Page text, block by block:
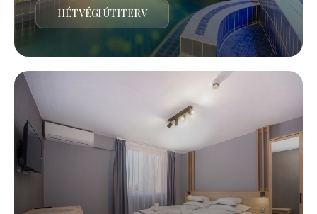
HÉTVÉGI ÚTITERV